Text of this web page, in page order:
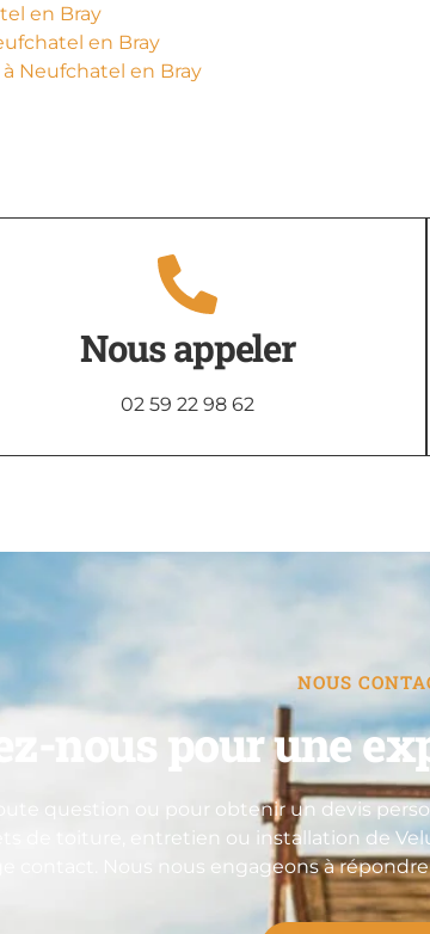
en Bray
en Bray
Neufchatel en Bray
Nous appeler
02 59 22 98 62
NOUS
nous pour une
question ou pour obtenir un devis
de toiture, entretien ou installation de
contact. Nous nous engageons à